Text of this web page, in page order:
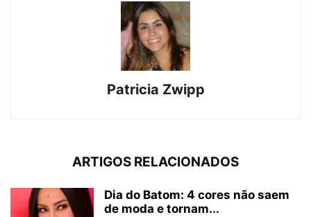
Patricia Zwipp
ARTIGOS RELACIONADOS
Dia do Batom: 4 cores não saem
de moda e tornam...